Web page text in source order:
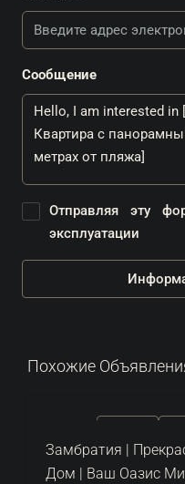
Сообщение
Отправляя эту
эксплуатации
Похожие
Замбратия |
Дом | Ваш Оазис